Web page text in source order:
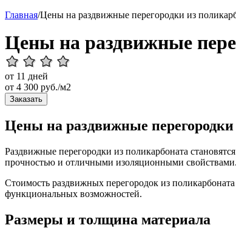
Главная/Цены на раздвижные перегородки из
Цены на раздвижные
от 11 дней
от 4 300 руб./м2
Заказать
Цены на раздвижные перегородки
Раздвижные перегородки из поликарбоната
прочностью и отличными изоляционными свойствами.
Стоимость раздвижных перегородок из
функциональных возможностей.
Размеры и толщина материала